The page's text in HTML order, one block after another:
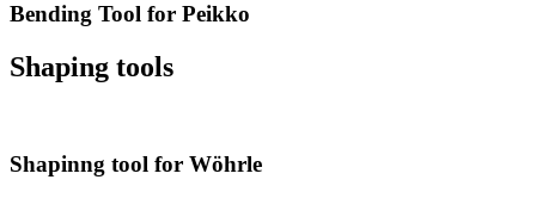
Bending Tool for Peikko
Shaping tools
Shapinng tool for Wöhrle